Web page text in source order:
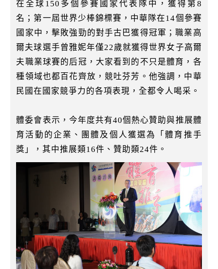
在全球150多個參賽國家代表隊中，獲得第8
名；第一屆世界少棒錦標賽，中華隊在14個參賽
國家中，擊敗強勁的對手古巴獲得冠軍；職業高
爾夫球選手曾雅妮年僅22歲就獲得世界女子高爾
夫職業球賽的后冠，大家看到的不只是體育，各
種領域也都百花齊放，競吐芬芳。他強調，中華
民國在國家競爭力的各項表現，全都令人喝采。
體委會表示，今年度共有40個熱心贊助與推展體
育活動的企業、團體及個人獲選為「體育推手
獎」，其中推展類16件、贊助類24件。